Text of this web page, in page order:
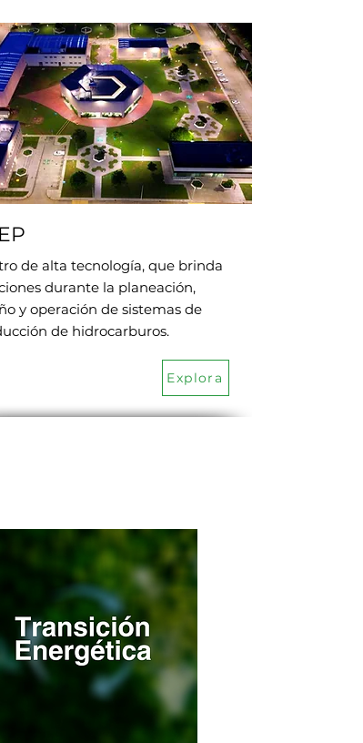
de alta tecnología, que brinda
durante la planeación,
y operación de sistemas de
de hidrocarburos.
Explora